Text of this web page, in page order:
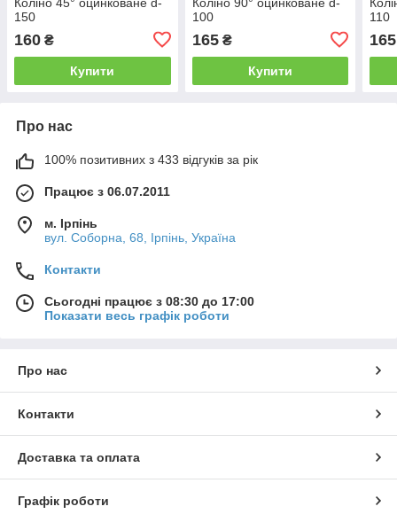
150
160 ₴
Купити
100
165₴
Купити
110
165
Про нас
100% позитивних з 433 відгуків за рік
Працює з 06.07.2011
м. Ірпінь
вул. Соборна, 68, Ірпінь, Україна
Контакти
Сьогодні працює з 08:30 до 17:00
Показати весь графік роботи
Про нас
Контакти
Доставка та оплата
Графік роботи